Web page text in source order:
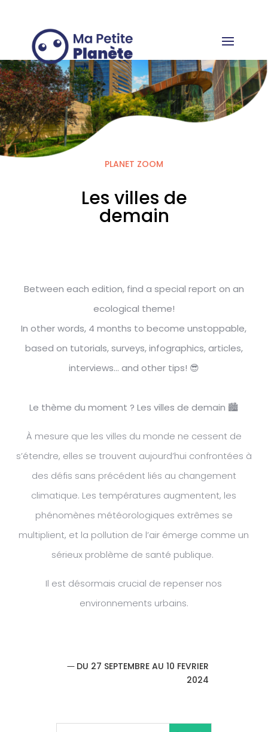
PLANET ZOOM
Les villes de
demain
Between each edition, find a special report on an
ecological theme!
In other words, 4 months to become unstoppable,
based on tutorials, surveys, infographics, articles,
interviews... and other tips! 😎
Le thème du moment ? Les villes de demain 🏙
À mesure que les villes du monde ne cessent de
s’étendre, elles se trouvent aujourd’hui confrontées à
des défis sans précédent liés au changement
climatique. Les températures augmentent, les
phénomènes météorologiques extrêmes se
multiplient, et la pollution de l’air émerge comme un
sérieux problème de santé publique.
Il est désormais crucial de repenser nos
environnements urbains.
DU 27 SEPTEMBRE AU 10 FEVRIER
2024